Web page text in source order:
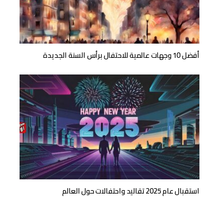
أفضل 10 وجهات عالمية للاحتفال برأس السنة الجديدة
استقبال عام 2025 تقاليد واحتفالات حول العالم